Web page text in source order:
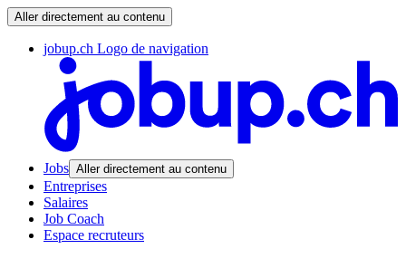
Aller directement au contenu
jobup.ch Logo de navigation
Jobs Aller directement au contenu
Entreprises
Salaires
Job Coach
Espace recruteurs